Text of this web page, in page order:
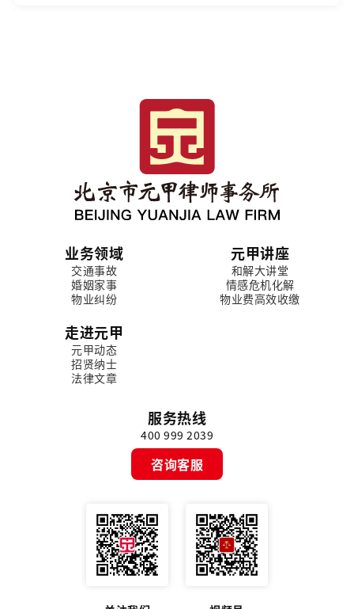
业务领域
交通事故
婚姻家事
物业纠纷
元甲讲座
和解大讲堂
情感危机化解
物业费高效收缴
走进元甲
元甲动态
招贤纳士
法律文章
服务热线
400 999 2039
咨询客服